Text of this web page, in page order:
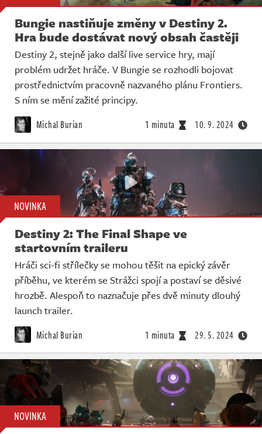
Bungie nastiňuje změny v Destiny 2.
Hra bude dostávat nový obsah častěji
Destiny 2, stejně jako další live service hry, mají
problém udržet hráče. V Bungie se rozhodli bojovat
prostřednictvím pracovně nazvaného plánu Frontiers.
S ním se mění zažité principy.
Michal Burian 1 minuta 10. 9. 2024
NOVINKA
Destiny 2: The Final Shape ve
startovním traileru
Hráči sci-fi střílečky se mohou těšit na epický závěr
příběhu, ve kterém se Strážci spojí a postaví se děsivé
hrozbě. Alespoň to naznačuje přes dvě minuty dlouhý
launch trailer.
Michal Burian 1 minuta 29. 5. 2024
NOVINKA